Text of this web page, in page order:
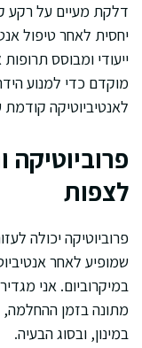
דלקת מעיים על רקע
יחסית לאחר טיפול
ייעודי ומבוסס
מוקדם כדי למנוע
לאנטיביוטיקה קודמת
לצפות
פרוביוטיקה יכולה
שמופיע לאחר
במיקרוביום. אני
מתונה בזמן ההחלמה,
במינון, ובסוג הבעיה.